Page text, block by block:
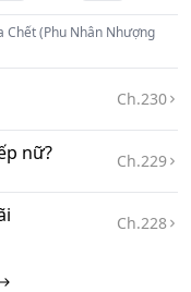
phẩm! )
Chết (Phu Nhân Nhượng
Ch.230
nữ? Ch.229
Ch.228